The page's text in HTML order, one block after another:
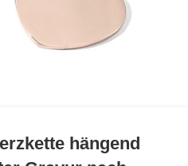
hängend